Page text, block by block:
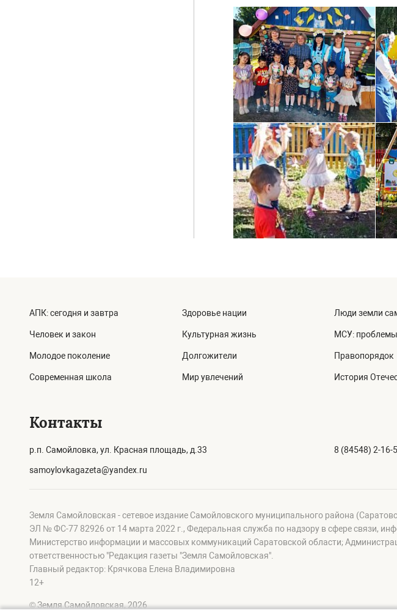
АПК: сегодня и завтра
Человек и закон
Молодое поколение
Современная школа
Здоровье нации
Культурная жизнь
Долгожители
Мир увлечений
Люди земли
МСУ:
Правопорядок
История
Контакты
р.п. Самойловка, ул. Красная площадь, д.33
samoylovkagazeta@yandex.ru
8 (84548) 2-16-
Земля Самойловская - сетевое издание Самойловского муниципального района
ЭЛ № ФС-77 82926 от 14 марта 2022 г., Федеральная служба по надзору в сфере связи,
Министерство информации и массовых коммуникаций Саратовской области;
ответственностью "Редакция газеты "Земля Самойловская".
Главный редактор: Крячкова Елена Владимировна
12+
© Земля Самойловская, 2026